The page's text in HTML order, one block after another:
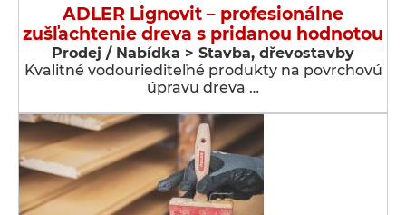
ADLER Lignovit – profesionálne
zušľachtenie dreva s pridanou hodnotou
Prodej / Nabídka > Stavba, dřevostavby
Kvalitné vodouriediteľné produkty na povrchovú
úpravu dreva …